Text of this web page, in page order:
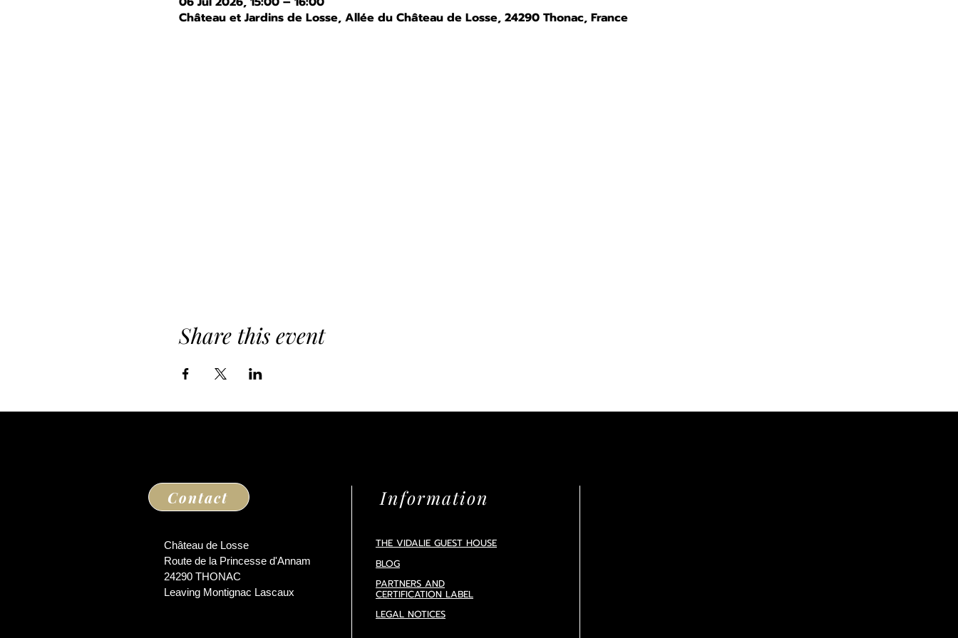
Château et Jardins de Losse, Allée du Château de Losse, 24290 Thonac, France
Share this event
Contact
Château de Losse
Route de la Princesse d'Annam
24290 THONAC
Leaving Montignac Lascaux
Information
THE VIDALIE GUEST HOUSE
BLOG
PARTNERS AND
CERTIFICATION LABEL
LEGAL NOTICES